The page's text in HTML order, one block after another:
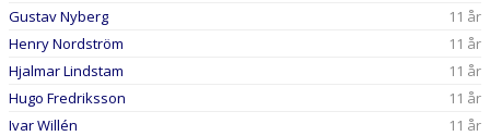
Gustav Nyberg
11 år
Henry Nordström
11 år
Hjalmar Lindstam
11 år
Hugo Fredriksson
11 år
Ivar Willén
11 år